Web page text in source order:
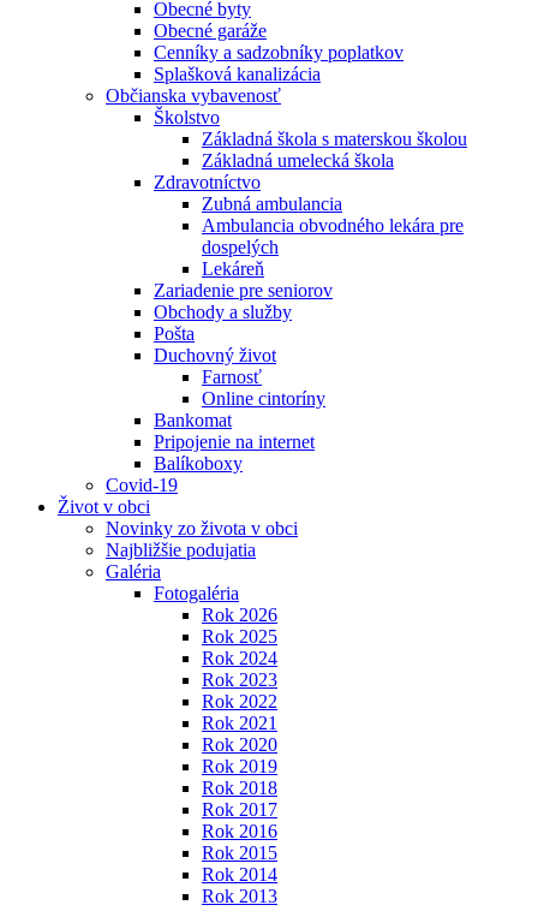
Obecné byty
Obecné garáže
Cenníky a sadzobníky poplatkov
Splašková kanalizácia
Občianska vybavenosť
Školstvo
Základná škola s materskou školou
Základná umelecká škola
Zdravotníctvo
Zubná ambulancia
Ambulancia obvodného lekára pre
dospelých
Lekáreň
Zariadenie pre seniorov
Obchody a služby
Pošta
Duchovný život
Farnosť
Online cintoríny
Bankomat
Pripojenie na internet
Balíkoboxy
Covid-19
Život v obci
Novinky zo života v obci
Najbližšie podujatia
Galéria
Fotogaléria
Rok 2026
Rok 2025
Rok 2024
Rok 2023
Rok 2022
Rok 2021
Rok 2020
Rok 2019
Rok 2018
Rok 2017
Rok 2016
Rok 2015
Rok 2014
Rok 2013